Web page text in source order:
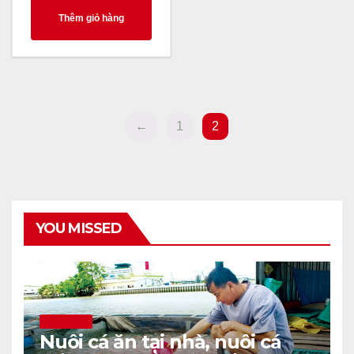
Thêm giỏ hàng
← 1 2
YOU MISSED
Nuôi cá ăn tại nhà, nuôi cá